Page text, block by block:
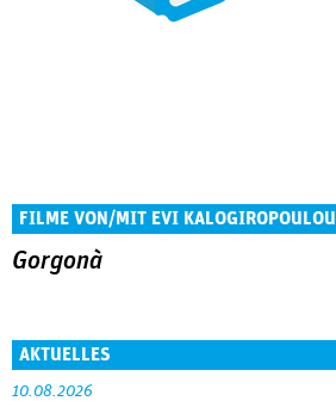
FILME VON/MIT EVI KALOGIROPOULOU
Gorgonà
AKTUELLES
10.08.2026